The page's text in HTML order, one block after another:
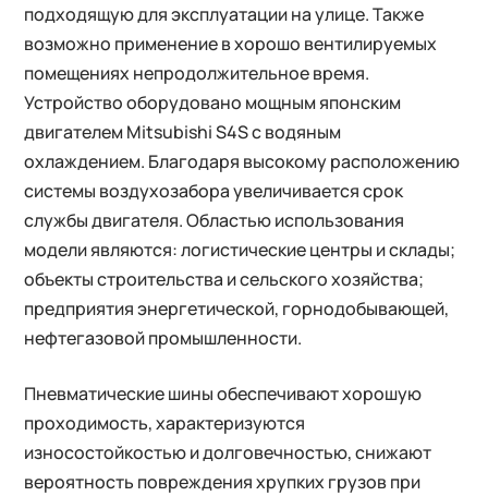
подходящую для эксплуатации на улице. Также
возможно применение в хорошо вентилируемых
помещениях непродолжительное время.
Устройство оборудовано мощным японским
двигателем Mitsubishi S4S с водяным
охлаждением. Благодаря высокому расположению
системы воздухозабора увеличивается срок
службы двигателя. Областью использования
модели являются: логистические центры и склады;
объекты строительства и сельского хозяйства;
предприятия энергетической, горнодобывающей,
нефтегазовой промышленности.
Пневматические шины обеспечивают хорошую
проходимость, характеризуются
износостойкостью и долговечностью, снижают
вероятность повреждения хрупких грузов при